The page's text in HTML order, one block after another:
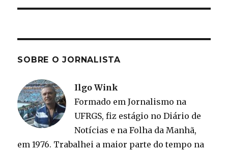
SOBRE O JORNALISTA
Ilgo Wink
Formado em Jornalismo na
UFRGS, fiz estágio no Diário de
Notícias e na Folha da Manhã,
em 1976. Trabalhei a maior parte do tempo na